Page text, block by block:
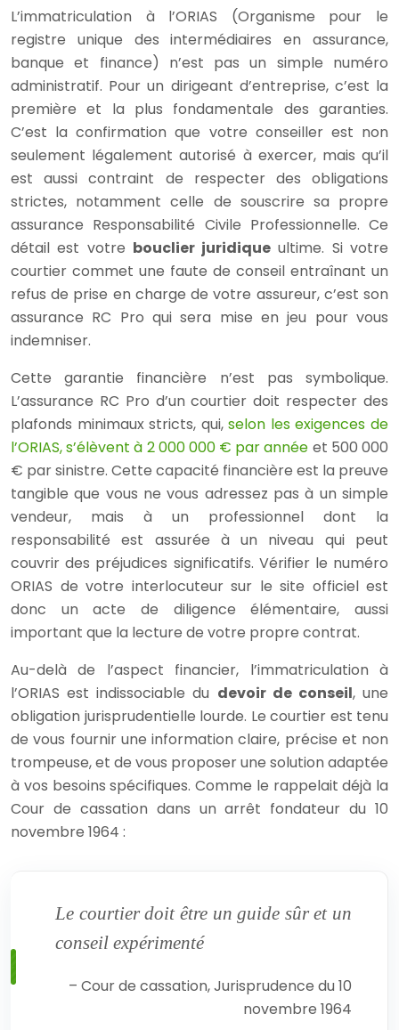
L’immatriculation à l’ORIAS (Organisme pour le
registre unique des intermédiaires en assurance,
banque et finance) n’est pas un simple numéro
administratif. Pour un dirigeant d’entreprise, c’est la
première et la plus fondamentale des garanties.
C’est la confirmation que votre conseiller est non
seulement légalement autorisé à exercer, mais qu’il
est aussi contraint de respecter des obligations
strictes, notamment celle de souscrire sa propre
assurance Responsabilité Civile Professionnelle. Ce
détail est votre bouclier juridique ultime. Si votre
courtier commet une faute de conseil entraînant un
refus de prise en charge de votre assureur, c’est son
assurance RC Pro qui sera mise en jeu pour vous
indemniser.
Cette garantie financière n’est pas symbolique.
L’assurance RC Pro d’un courtier doit respecter des
plafonds minimaux stricts, qui,selon les exigences de
l’ORIAS, s’élèvent à 2 000 000 € par année et 500 000
€ par sinistre. Cette capacité financière est la preuve
tangible que vous ne vous adressez pas à un simple
vendeur, mais à un professionnel dont la
responsabilité est assurée à un niveau qui peut
couvrir des préjudices significatifs. Vérifier le numéro
ORIAS de votre interlocuteur sur le site officiel est
donc un acte de diligence élémentaire, aussi
important que la lecture de votre propre contrat.
Au-delà de l’aspect financier, l’immatriculation à
l’ORIAS est indissociable du devoir de conseil, une
obligation jurisprudentielle lourde. Le courtier est tenu
de vous fournir une information claire, précise et non
trompeuse, et de vous proposer une solution adaptée
à vos besoins spécifiques. Comme le rappelait déjà la
Cour de cassation dans un arrêt fondateur du 10
novembre 1964 :
Le courtier doit être un guide sûr et un
conseil expérimenté
– Cour de cassation, Jurisprudence du 10
novembre 1964